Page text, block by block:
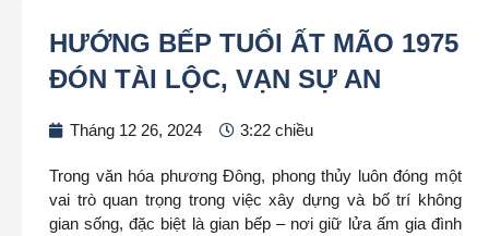
HƯỚNG BẾP TUỔI ẤT MÃO 1975
ĐÓN TÀI LỘC, VẠN SỰ AN
Tháng 12 26, 2024 3:22 chiều
Trong văn hóa phương Đông, phong thủy luôn đóng một
vai trò quan trọng trong việc xây dựng và bố trí không
gian sống, đặc biệt là gian bếp – nơi giữ lửa ấm gia đình